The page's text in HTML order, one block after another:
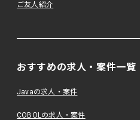
ご友人紹介
おすすめの求人・案件一覧
Javaの求人・案件
COBOLの求人・案件